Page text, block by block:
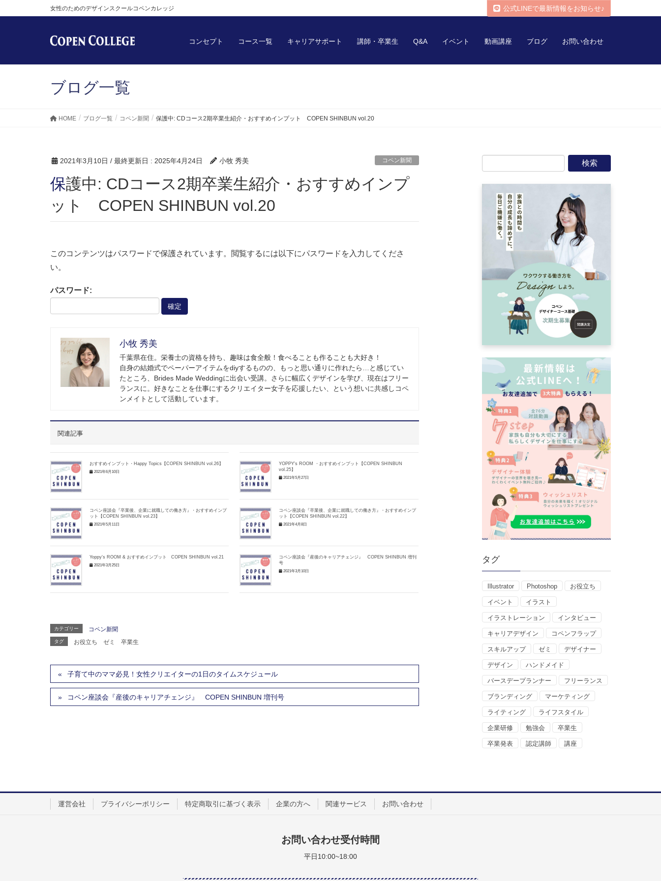
女性のためのデザインスクールコペンカレッジ 公式LINEで最新情報をお知らせ♪
コンセプト コース一覧 キャリアサポート 講師・卒業生 Q&A イベント 動画講座 ブログ お問い合わせ
ブログ一覧
HOME ブログ一覧 コペン新聞 保護中: CDコース2期卒業生紹介・おすすめインプット COPEN SHINBUN vol.20
2021年3月10日 / 最終更新日 : 2025年4月24日 小牧 秀美 コペン新聞
保護中: CDコース2期卒業生紹介・おすすめインプ
ット COPEN SHINBUN vol.20
このコンテンツはパスワードで保護されています。閲覧するには以下にパスワードを入力してくださ
い。
パスワード:
小牧 秀美
千葉県在住。栄養士の資格を持ち、趣味は食全般！食べることも作ることも大好き！
自身の結婚式でペーパーアイテムをdiyするものの、もっと思い通りに作れたら…と感じてい
たところ、Brides Made Weddingに出会い受講。さらに幅広くデザインを学び、現在はフリー
ランスに。好きなことを仕事にするクリエイター女子を応援したい、という想いに共感しコペ
ンメイトとして活動しています。
関連記事
おすすめインプット・Happy Topics【COPEN SHINBUN vol.26】
2021年6月10日
YOPPY's ROOM ・おすすめインプット【COPEN SHINBUN
vol.25】
2021年5月27日
コペン座談会『卒業後、企業に就職しての働き方』・おすすめインプ
ット【COPEN SHINBUN vol.23】
2021年5月11日
コペン座談会『卒業後、企業に就職しての働き方』・おすすめインプ
ット【COPEN SHINBUN vol.22】
2021年4月8日
Yoppy's ROOM & おすすめインプット COPEN SHINBUN vol.21
2021年3月25日
コペン座談会『産後のキャリアチェンジ』 COPEN SHINBUN 増刊
号
2021年3月10日
カテゴリー コペン新聞
タグ お役立ち ゼミ 卒業生
子育て中のママ必見！女性クリエイターの1日のタイムスケジュール
コペン座談会『産後のキャリアチェンジ』 COPEN SHINBUN 増刊号
タグ
Illustrator Photoshop お役立ち
イベント イラスト
イラストレーション インタビュー
キャリアデザイン コペンフラップ
スキルアップ ゼミ デザイナー
デザイン ハンドメイド
バースデープランナー フリーランス
ブランディング マーケティング
ライティング ライフスタイル
企業研修 勉強会 卒業生
卒業発表 認定講師 講座
運営会社 プライバシーポリシー 特定商取引に基づく表示 企業の方へ 関連サービス お問い合わせ
お問い合わせ受付時間
平日10:00~18:00